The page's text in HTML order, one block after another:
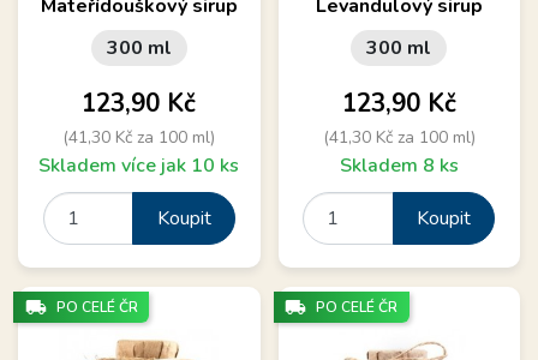
Mateřídouškový sirup
300 ml
Cena
123,90 Kč
(41,30 Kč za 100 ml)
Skladem více jak 10 ks
Koupit
Levandulový sirup
300 ml
Cena
123,90 Kč
(41,30 Kč za 100 ml)
Skladem 8 ks
Koupit
local_shipping PO CELÉ ČR local_shipping PO CELÉ ČR